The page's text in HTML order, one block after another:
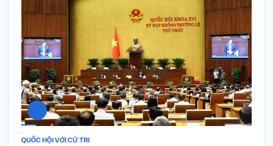
QUỐC HỘI VỚI CỬ TRI